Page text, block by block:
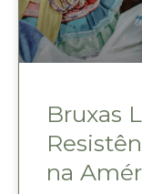
Bruxas
na